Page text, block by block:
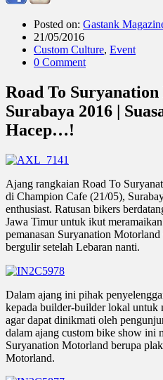
Posted on: Gastank
21/05/2016
Custom Culture, Event
0 Comment
Road To
Surabaya 2016 |
Hacep…!
Ajang rangkaian Road To
di Champion Cafe (21/05),
enthusiast. Ratusan bikers
Jawa Timur untuk ikut
pemanasan Suryanation
bergulir setelah Lebaran nanti.
Dalam ajang ini pihak
kepada builder-builder lokal untuk
agar dapat dinikmati oleh
dalam ajang custom bike show ini
Suryanation Motorland berupa
Motorland.